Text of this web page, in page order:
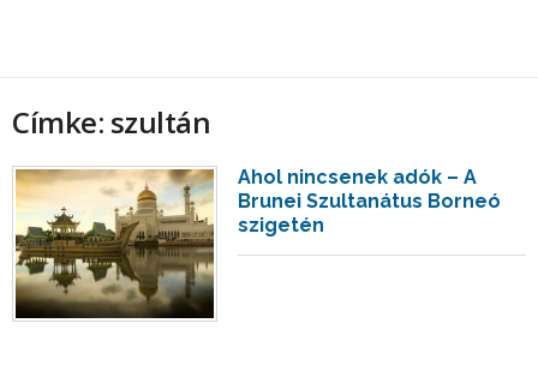
Címke: szultán
Ahol nincsenek adók – A
Brunei Szultanátus Borneó
szigetén